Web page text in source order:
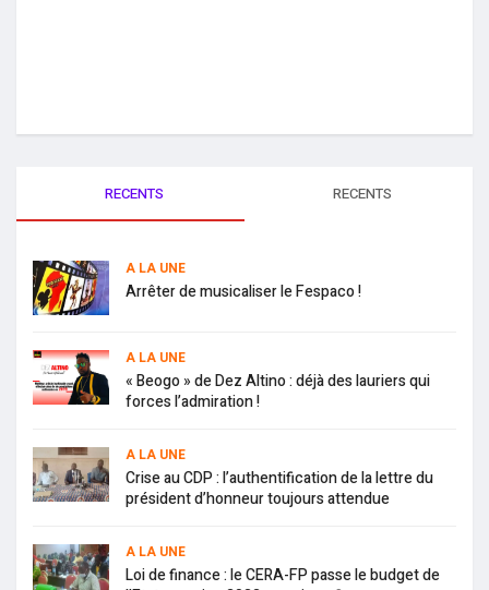
RECENTS RECENTS
A LA UNE
Arrêter de musicaliser le Fespaco !
A LA UNE
« Beogo » de Dez Altino : déjà des lauriers qui
forces l’admiration !
A LA UNE
Crise au CDP : l’authentification de la lettre du
président d’honneur toujours attendue
A LA UNE
Loi de finance : le CERA-FP passe le budget de